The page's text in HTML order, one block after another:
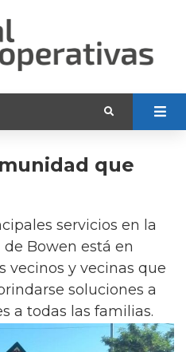
que
servicios en la
Bowen está en
vecinos y vecinas que
soluciones a
a todas las familias.